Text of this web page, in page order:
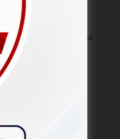
ஜூலை 31, 2026
ஒகேனக்கல்லுக்கு நீர்வரத்து 20
ஆயிரம் கனஅடியாக உயர்வு; குளியல்,
பரிசல் இயக்கத்திற்கு தடை.
ஆகஸ்ட் 06, 2026